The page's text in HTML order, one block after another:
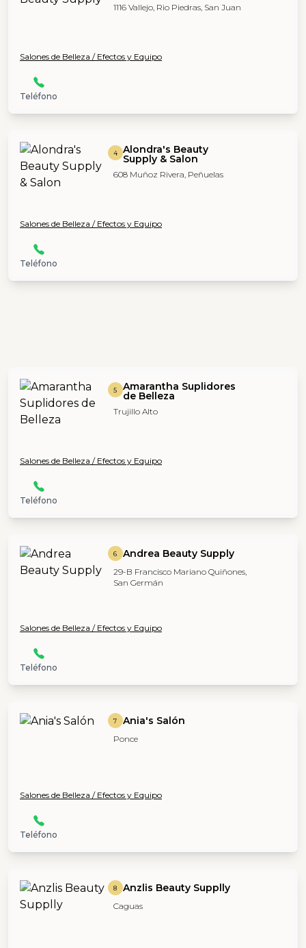
1116 Vallejo, Rio Piedras, San Juan
Salones de Belleza / Efectos y Equipo
Teléfono
4 Alondra's Beauty
Supply & Salon
608 Muñoz Rivera, Peñuelas
Salones de Belleza / Efectos y Equipo
Teléfono
5 Amarantha Suplidores
de Belleza
Trujillo Alto
Salones de Belleza / Efectos y Equipo
Teléfono
6 Andrea Beauty Supply
29-B Francisco Mariano Quiñones,
San Germán
Salones de Belleza / Efectos y Equipo
Teléfono
7 Ania's Salón
Ponce
Salones de Belleza / Efectos y Equipo
Teléfono
8 Anzlis Beauty Supplly
Caguas